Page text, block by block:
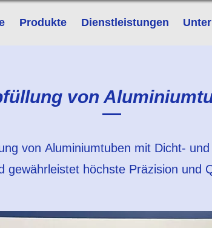
Produkte Dienstleistungen
von
von Aluminiumtuben mit Dicht-
gewährleistet höchste Präzision und